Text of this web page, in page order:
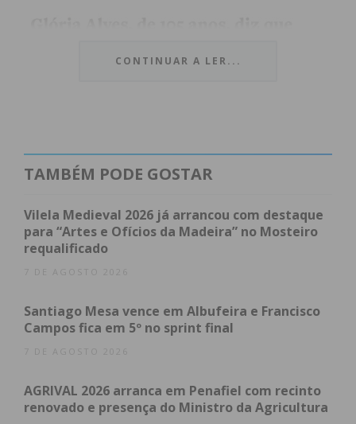
CONTINUAR A LER...
TAMBÉM PODE GOSTAR
Vilela Medieval 2026 já arrancou com destaque
para “Artes e Ofícios da Madeira” no Mosteiro
requalificado
7 DE AGOSTO 2026
Santiago Mesa vence em Albufeira e Francisco
Campos fica em 5º no sprint final
7 DE AGOSTO 2026
AGRIVAL 2026 arranca em Penafiel com recinto
renovado e presença do Ministro da Agricultura